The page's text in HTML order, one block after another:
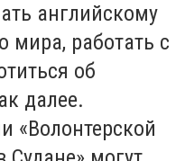
английскому
мира, работать с
об
далее.
«Волонтерской